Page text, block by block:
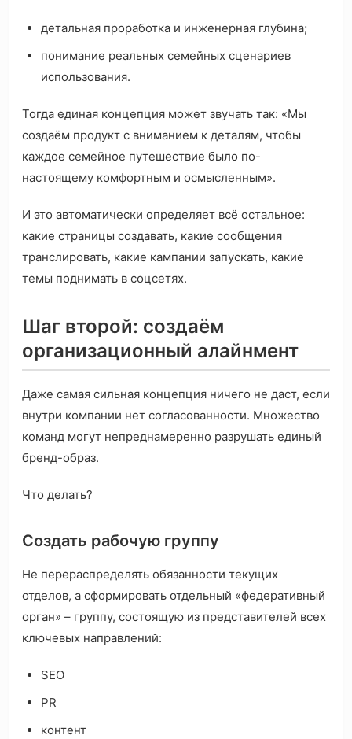
детальная проработка и инженерная глубина;
понимание реальных семейных сценариев
использования.
Тогда единая концепция может звучать так: «Мы
создаём продукт с вниманием к деталям, чтобы
каждое семейное путешествие было по-
настоящему комфортным и осмысленным».
И это автоматически определяет всё остальное:
какие страницы создавать, какие сообщения
транслировать, какие кампании запускать, какие
темы поднимать в соцсетях.
Шаг второй: создаём
организационный алайнмент
Даже самая сильная концепция ничего не даст, если
внутри компании нет согласованности. Множество
команд могут непреднамеренно разрушать единый
бренд-образ.
Что делать?
Создать рабочую группу
Не перераспределять обязанности текущих
отделов, а сформировать отдельный «федеративный
орган» – группу, состоящую из представителей всех
ключевых направлений:
SEO
PR
контент